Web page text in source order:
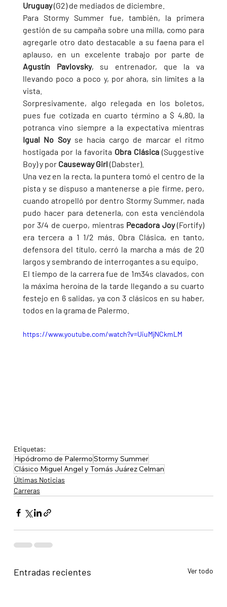
Uruguay (G2) de mediados de diciembre.
Para Stormy Summer fue, también, la primera
gestión de su campaña sobre una milla, como para
agregarle otro dato destacable a su faena para el
Agustín Pavlovsky, su entrenador, que la va
llevando poco a poco y, por ahora, sin límites a la
vista.
Sorpresivamente, algo relegada en los boletos,
pues fue cotizada en cuarto término a $ 4,80, la
Igual No Soy se hacía cargo de marcar el ritmo
hostigada por la favorita Obra Clásica (Suggestive
Boy) y por Causeway Girl (Dabster).
Una vez en la recta, la puntera tomó el centro de la
pista y se dispuso a mantenerse a pie firme, pero,
cuando atropelló por dentro Stormy Summer, nada
pudo hacer para detenerla, con esta venciéndola
por 3/4 de cuerpo, mientras Pecadora Joy (Fortify)
era tercera a 1 1/2 más. Obra Clásica, en tanto,
defensora del título, cerró la marcha a más de 20
largos y sembrando de interrogantes a su equipo.
El tiempo de la carrera fue de 1m34s clavados, con
la máxima heroína de la tarde llegando a su cuarto
festejo en 6 salidas, ya con 3 clásicos en su haber,
todos en la grama de Palermo.
https://www.youtube.com/watch?v=UiuMjNCkmLM
Etiquetas:
Hipódromo de PalermoStormy Summer
Clásico Miguel Angel y Tomás Juárez Celman
Últimas Noticias
Carreras
Entradas recientes Ver todo